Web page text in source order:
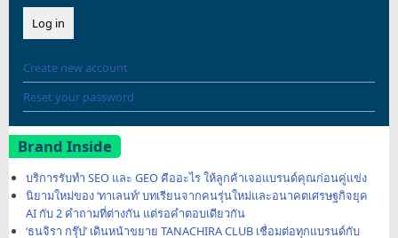
Create new account
Reset your password
Brand Inside
บริการรับทำ SEO และ GEO คืออะไร ให้ลูกค้าเจอแบรนด์คุณก่อนคู่แข่ง
นิยามใหม่ของ ‘ทาเลนท์’ บทเรียนจากคนรุ่นใหม่และอนาคตเศรษฐกิจยุค
AI กับ 2 คำถามที่ต่างกัน แต่รอคำตอบเดียวกัน
‘ธนจิรา กรุ๊ป’ เดินหน้าขยาย TANACHIRA CLUB เชื่อมต่อทุกแบรนด์กับ